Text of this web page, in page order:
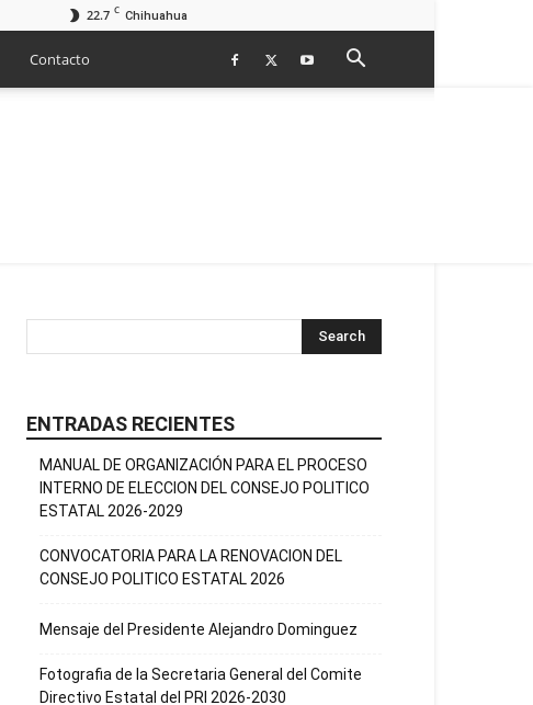
22.7 C Chihuahua
Contacto
ENTRADAS RECIENTES
MANUAL DE ORGANIZACIÓN PARA EL PROCESO
INTERNO DE ELECCION DEL CONSEJO POLITICO
ESTATAL 2026-2029
CONVOCATORIA PARA LA RENOVACION DEL
CONSEJO POLITICO ESTATAL 2026
Mensaje del Presidente Alejandro Dominguez
Fotografia de la Secretaria General del Comite
Directivo Estatal del PRI 2026-2030